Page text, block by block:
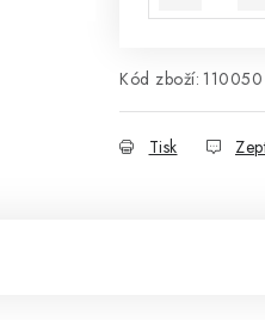
Kód zboží: 110050
Tisk